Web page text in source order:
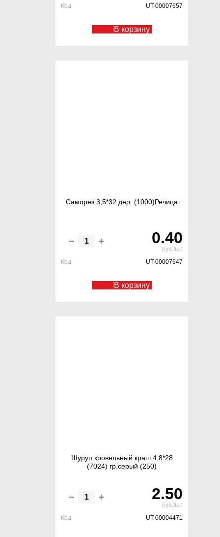
Код
UT-00007657
В корзину
Саморез 3,5*32 дер. (1000)Речица
0.40
руб./шт
Код
UT-00007647
В корзину
Шуруп кровельный краш 4,8*28
(7024) гр.серый (250)
2.50
руб./шт
Код
UT-00004471